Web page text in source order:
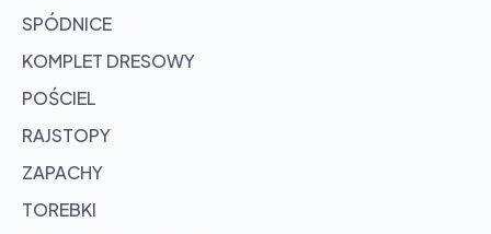
SPÓDNICE
KOMPLET DRESOWY
POŚCIEL
RAJSTOPY
ZAPACHY
TOREBKI